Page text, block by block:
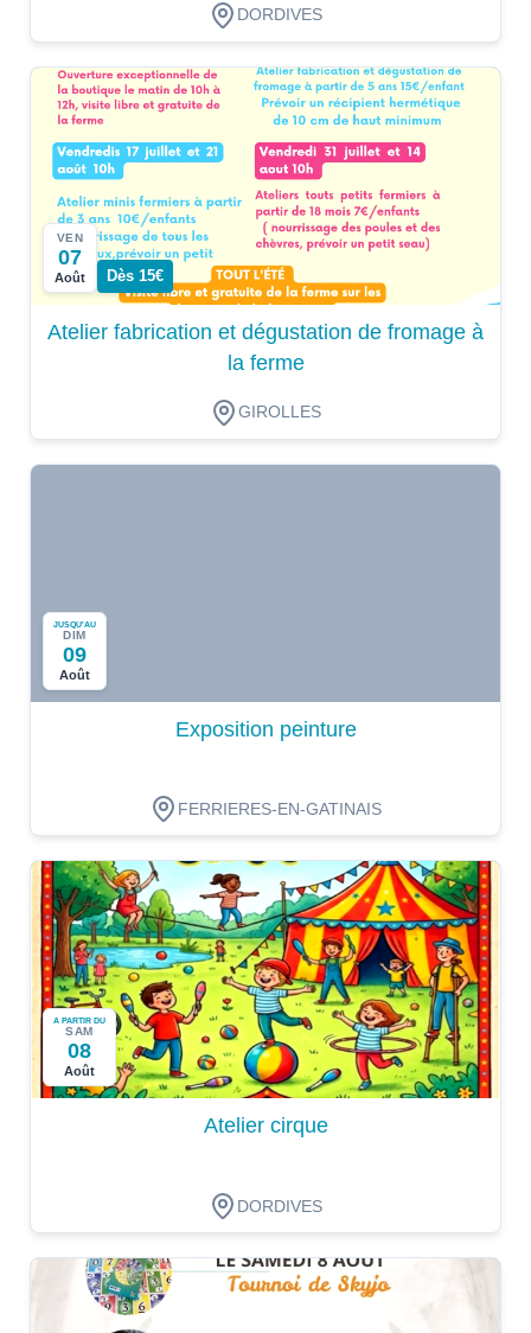
DORDIVES
VEN
07
Août Dès 15€
Atelier fabrication et dégustation de fromage à
la ferme
GIROLLES
JUSQU'AU
DIM
09
Août
Exposition peinture
FERRIERES-EN-GATINAIS
A PARTIR DU
SAM
08
Août
Atelier cirque
DORDIVES